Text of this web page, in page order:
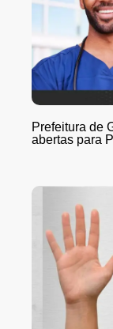
Prefeitura de
abertas para